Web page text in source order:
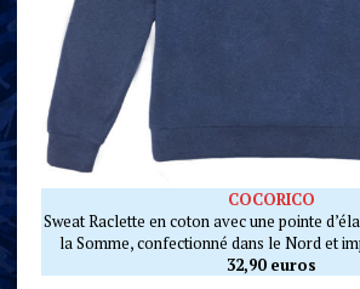
COCORICO
Sweat Raclette en coton avec une pointe
la Somme, confectionné dans le Nord et
32,90 euros